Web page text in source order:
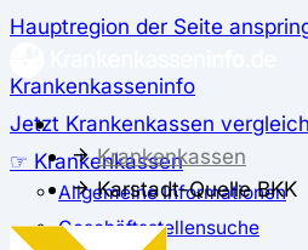
Hauptregion der Seite
Krankenkasseninfo
Jetzt Krankenkassen
☞ Krankenkassen
Allgemeine Informationen
Geschäftsstellensuche
Krankenkassen
Karstadt-Quelle BKK